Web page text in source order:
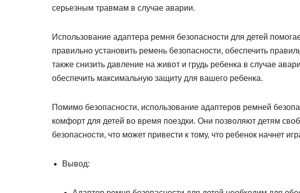
серьезным травмам в случае аварии.
Использование адаптера ремня безопасности для детей
правильно установить ремень безопасности, обеспечить
также снизить давление на живот и грудь ребенка в случае
обеспечить максимальную защиту для вашего ребенка.
Помимо безопасности, использование адаптеров ремней
комфорт для детей во время поездки. Они позволяют детям
безопасности, что может привести к тому, что ребенок начнет
Вывод: